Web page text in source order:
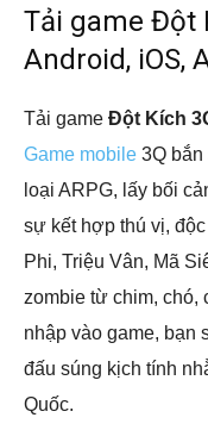
Tải game Đột
Android, iOS,
Tải game Đột Kích
Game mobile 3Q bắn
loại ARPG, lấy bối
sự kết hợp thú vị,
Phi, Triệu Vân, Mã
zombie từ chim, chó,
nhập vào game, bạn
đấu súng kịch tính
Quốc.